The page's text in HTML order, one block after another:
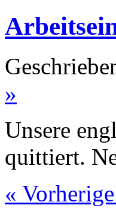
»
Unsere
quittiert.
«